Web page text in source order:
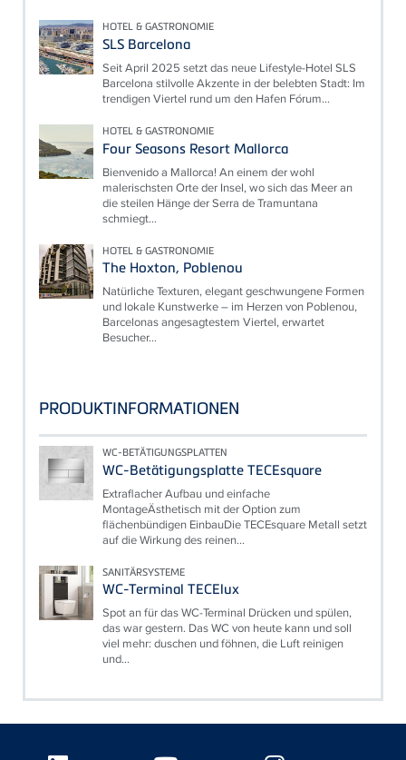
HOTEL & GASTRONOMIE
SLS Barcelona
Seit April 2025 setzt das neue Lifestyle-Hotel SLS
Barcelona stilvolle Akzente in der belebten Stadt: Im
trendigen Viertel rund um den Hafen Fórum...
HOTEL & GASTRONOMIE
Four Seasons Resort Mallorca
Bienvenido a Mallorca! An einem der wohl
malerischsten Orte der Insel, wo sich das Meer an
die steilen Hänge der Serra de Tramuntana
schmiegt...
HOTEL & GASTRONOMIE
The Hoxton, Poblenou
Natürliche Texturen, elegant geschwungene Formen
und lokale Kunstwerke – im Herzen von Poblenou,
Barcelonas angesagtestem Viertel, erwartet
Besucher...
PRODUKTINFORMATIONEN
WC-BETÄTIGUNGSPLATTEN
WC-Betätigungsplatte TECEsquare
Extraflacher Aufbau und einfache
MontageÄsthetisch mit der Option zum
flächenbündigen EinbauDie TECEsquare Metall setzt
auf die Wirkung des reinen...
SANITÄRSYSTEME
WC-Terminal TECElux
Spot an für das WC-Terminal Drücken und spülen,
das war gestern. Das WC von heute kann und soll
viel mehr: duschen und föhnen, die Luft reinigen
und...
Floating